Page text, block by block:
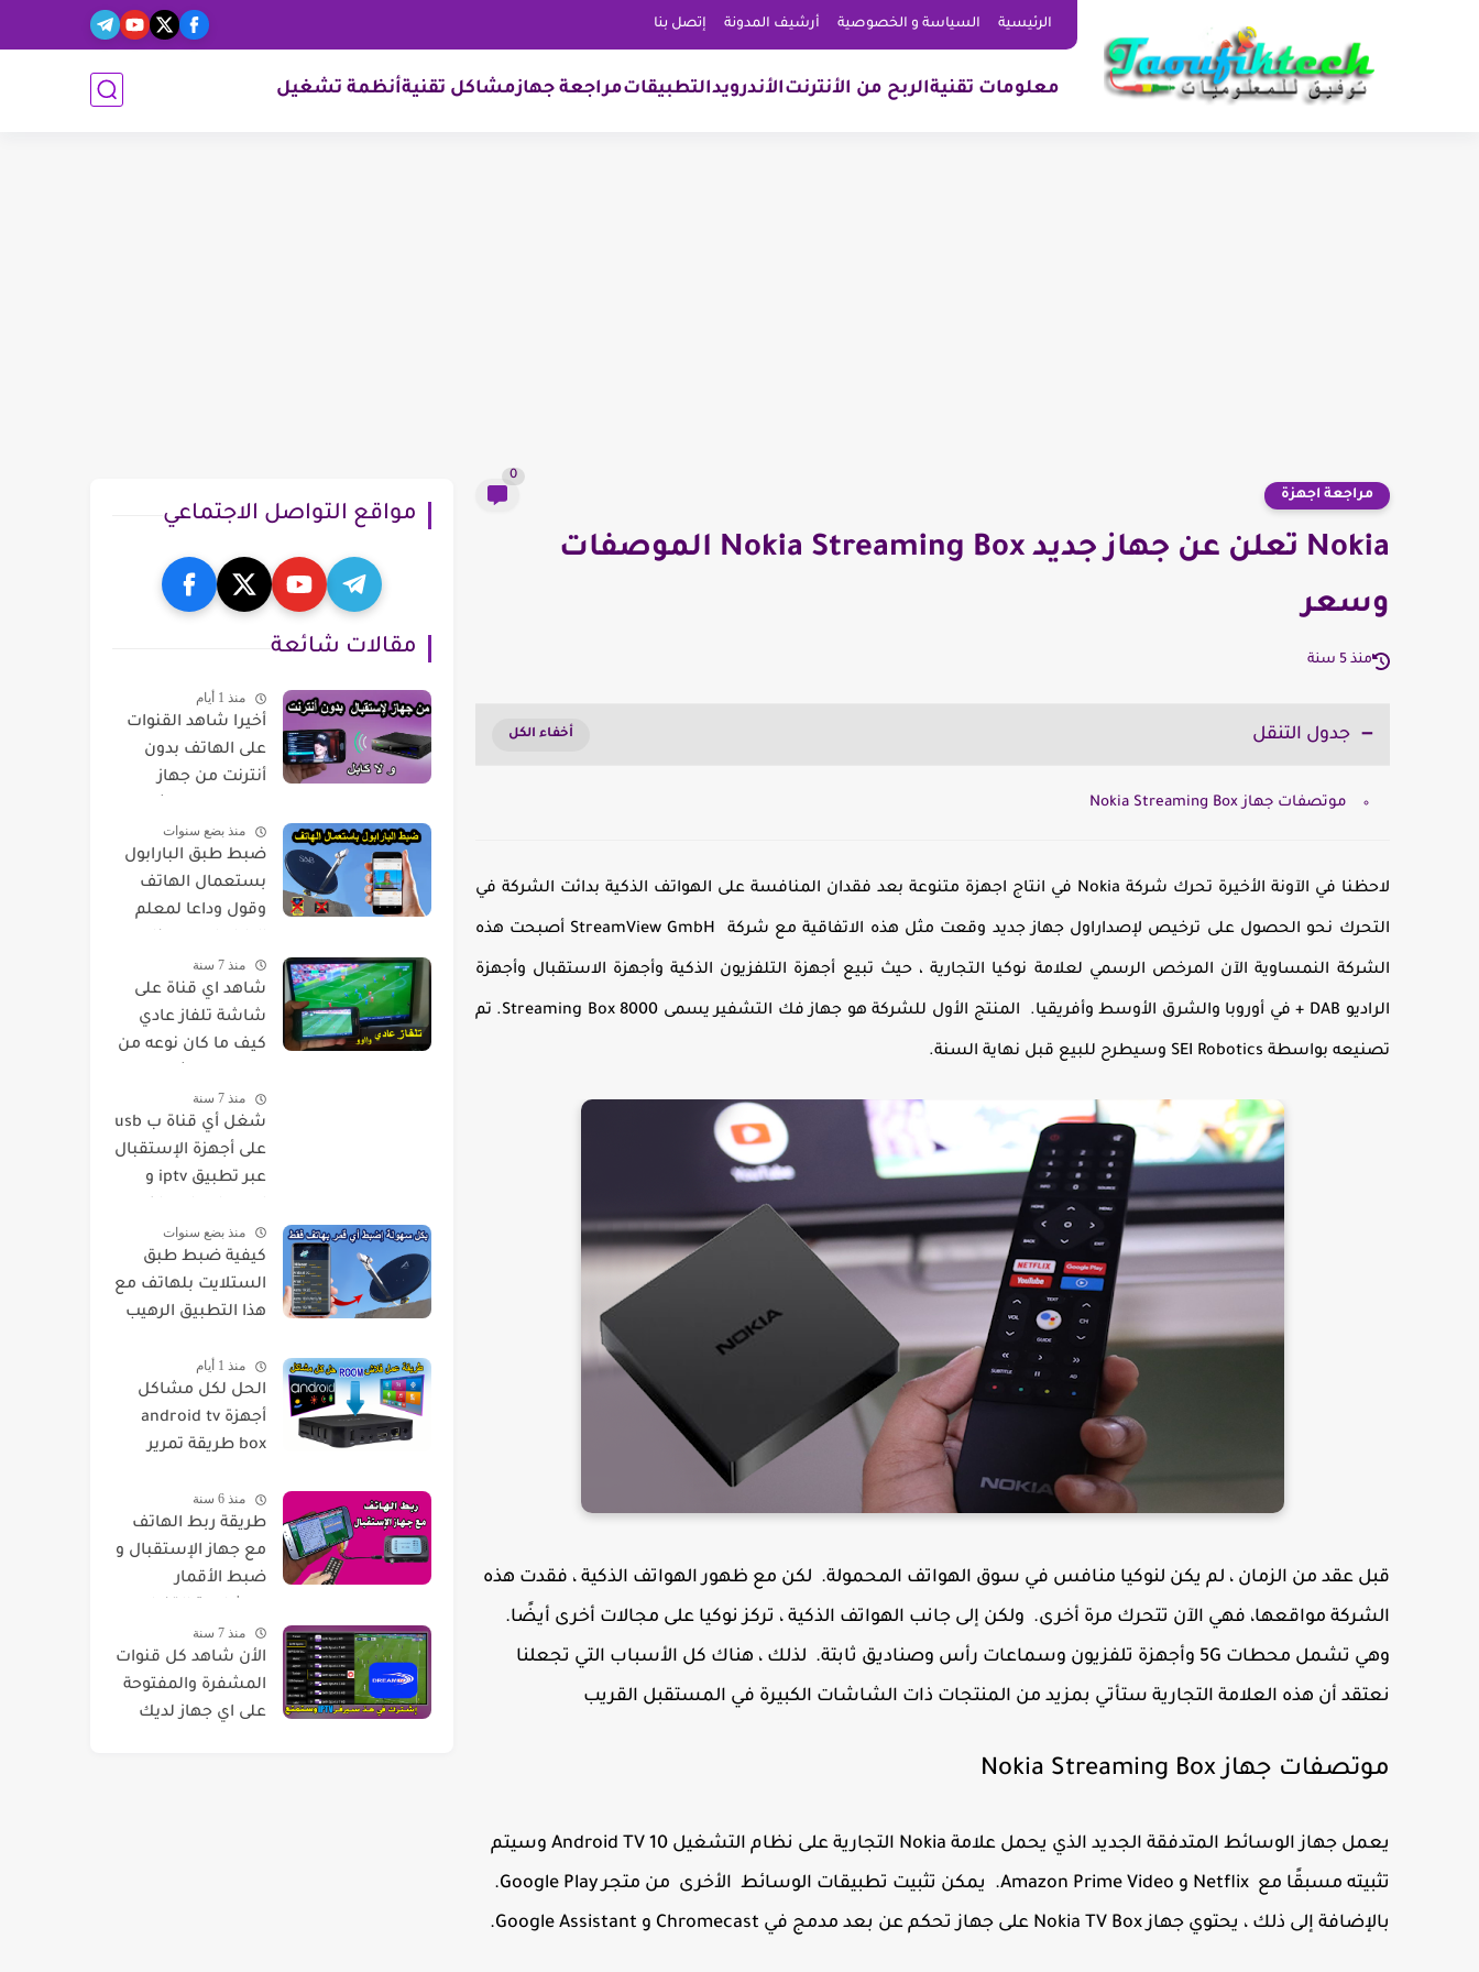
الرئيسية السياسة و الخصوصية أرشيف المدونة إتصل بنا
معلومات تقنيةالربح من الأنترنتالأندرويدالتطبيقاتمراجعة جهازمشاكل تقنيةأنظمة تشغيل
مراجعة اجهزة
0
Nokia تعلن عن جهاز جديد Nokia Streaming Box الموصفات
وسعر
منذ 5 سنة
جدول التنقل
موتصفات جهاز Nokia Streaming Box
لاحظنا في الآونة الأخيرة تحرك شركة Nokia في انتاج اجهزة متنوعة بعد فقدان المنافسة على الهواتف الذكية بدائت الشركة في
التحرك نحو الحصول على ترخيص لإصداراول جهاز جديد وقعت مثل هذه الاتفاقية مع شركة StreamView GmbH أصبحت هذه
الشركة النمساوية الآن المرخص الرسمي لعلامة نوكيا التجارية ، حيث تبيع أجهزة التلفزيون الذكية وأجهزة الاستقبال وأجهزة
الراديو DAB + في أوروبا والشرق الأوسط وأفريقيا. المنتج الأول للشركة هو جهاز فك التشفير يسمى Streaming Box 8000. تم
تصنيعه بواسطة SEI Robotics وسيطرح للبيع قبل نهاية السنة.
قبل عقد من الزمان ، لم يكن لنوكيا منافس في سوق الهواتف المحمولة. لكن مع ظهور الهواتف الذكية ، فقدت هذه
الشركة مواقعها، فهي الآن تتحرك مرة أخرى. ولكن إلى جانب الهواتف الذكية ، تركز نوكيا على مجالات أخرى أيضًا.
وهي تشمل محطات 5G وأجهزة تلفزيون وسماعات رأس وصناديق ثابتة. لذلك ، هناك كل الأسباب التي تجعلنا
نعتقد أن هذه العلامة التجارية ستأتي بمزيد من المنتجات ذات الشاشات الكبيرة في المستقبل القريب
موتصفات جهاز Nokia Streaming Box
يعمل جهاز الوسائط المتدفقة الجديد الذي يحمل علامة Nokia التجارية على نظام التشغيل Android TV 10 وسيتم
تثبيته مسبقًا مع Netflix و Amazon Prime Video. يمكن تثبيت تطبيقات الوسائط الأخرى من متجر Google Play.
بالإضافة إلى ذلك ، يحتوي جهازNokia TV Box على جهاز تحكم عن بعد مدمج في Chromecast و Google Assistant.
مواقع التواصل الاجتماعي
مقالات شائعة
منذ 1 أيام
أخيرا شاهد القنوات
على الهاتف بدون
أنترنت من جهاز
مع هذا تطبيق
منذ بضع سنوات
ضبط طبق البارابول
بستعمال الهاتف
وقول وداعا لمعلم
تطبيق
منذ 7 سنة
شاهد اي قناة على
شاشة تلفاز عادي
كيف ما كان نوعه من
تقنية dlna
منذ 7 سنة
شغل أي قناة ب usb
على أجهزة الإستقبال
عبر تطبيق iptv و
iptv مجانامنذ بضع سنوات
كيفية ضبط طبق
الستلايت بلهاتف مع
هذا التطبيق الرهيب
منذ 1 أيام
الحل لكل مشاكل
أجهزة android tv
box طريقة تمرير
منذ 6 سنة
طريقة ربط الهاتف
مع جهاز الإستقبال و
ضبط الأقمار
عليه بدون الحاسوب
منذ 7 سنة
الأن شاهد كل قنوات
المشفرة والمفتوحة
على اي جهاز لديك